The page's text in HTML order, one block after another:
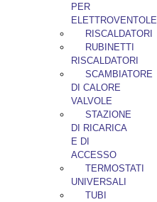
PER
ELETTROVENTOLE
RISCALDATORI
RUBINETTI
RISCALDATORI
SCAMBIATORE
DI CALORE
VALVOLE
STAZIONE
DI RICARICA
E DI
ACCESSO
TERMOSTATI
UNIVERSALI
TUBI